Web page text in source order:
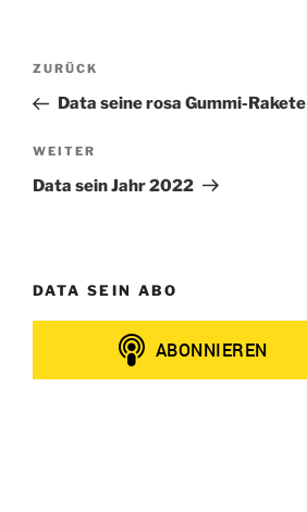
Beitragsnavigation
Vorheriger
Beitrag
ZURÜCK
Data seine rosa Gummi-Rakete
Nächster
Beitrag
WEITER
Data sein Jahr 2022
DATA SEIN ABO